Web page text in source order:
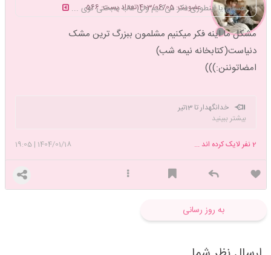
عضویت: 1403/06/05 تعداد پست: 566
هستن یا اینطوری فکر می‌کنیم ولی غالبا بدبختی توی ...
مشکل ما اینه فکر میکنیم مشلمون ببزرگ ترین مشک
دنیاست(کتابخانه نیمه شب)
امضاتوننن:)))
خدانگهدار تا 13تیر
بیشتر ببینید
1404/01/18
|
19:05 2نفر لایک کرده اند ...
به روز رسانی